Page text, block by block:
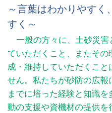
～言葉はわかりやす
すく～
一般の方々に、土砂災
ていただくこと、またそ
成・維持していただくこ
せん。私たちが砂防の広
までに培った経験と知識
動の支援や資機材の提供を